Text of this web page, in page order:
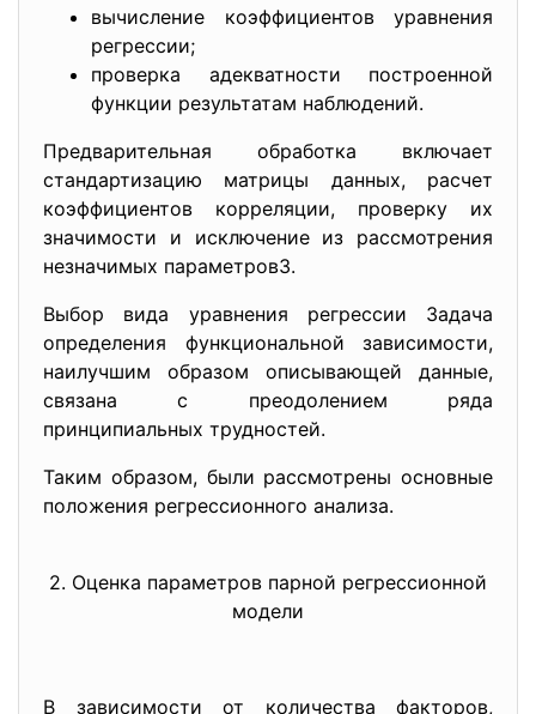
вычисление коэффициентов уравнения
регрессии;
проверка адекватности построенной
функции результатам наблюдений.
Предварительная обработка включает
стандартизацию матрицы данных, расчет
коэффициентов корреляции, проверку их
значимости и исключение из рассмотрения
незначимых параметров3.
Выбор вида уравнения регрессии Задача
определения функциональной зависимости,
наилучшим образом описывающей данные,
связана с преодолением ряда
принципиальных трудностей.
Таким образом, были рассмотрены основные
положения регрессионного анализа.
2. Оценка параметров парной регрессионной
модели
В зависимости от количества факторов,